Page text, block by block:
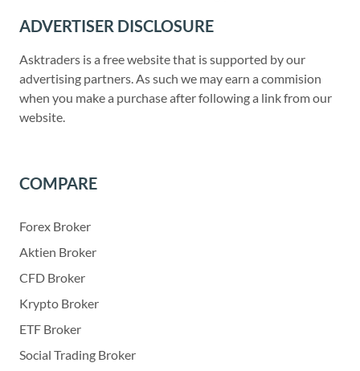
ADVERTISER DISCLOSURE
Asktraders is a free website that is supported by our
advertising partners. As such we may earn a commision
when you make a purchase after following a link from our
website.
COMPARE
Forex Broker
Aktien Broker
CFD Broker
Krypto Broker
ETF Broker
Social Trading Broker